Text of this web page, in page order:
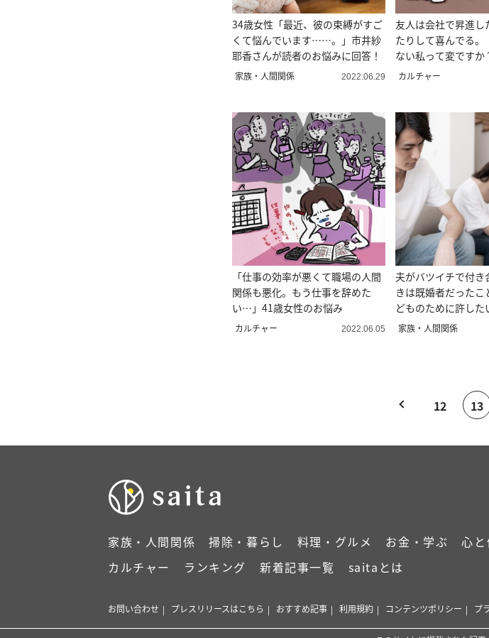
34歳女性「最近、彼の束縛がすご
くて悩んでいます……。」市井紗
耶香さんが読者のお悩みに回答！
家族・人間関係 2022.06.29
友人は会社で昇進し
たりして喜んでる。
ない私って変ですか
談
カルチャー
「仕事の効率が悪くて職場の人間
関係も悪化。もう仕事を辞めた
い…」41歳女性のお悩み
カルチャー 2022.06.05
夫がバツイチで付き
きは既婚者だったこ
どものために許した
生相談＞
家族・人間関係
12 13
家族・人間関係 掃除・暮らし 料理・グルメ お金・学ぶ
心
カルチャー
ランキング 新着記事一覧 saitaとは
お問い合わせ プレスリリースはこちら おすすめ記事 利用規約 コンテンツポリシー プ